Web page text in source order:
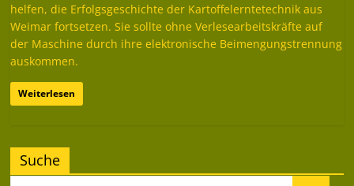
helfen, die Erfolgsgeschichte der Kartoffelerntetechnik aus
Weimar fortsetzen. Sie sollte ohne Verlesearbeitskräfte auf
der Maschine durch ihre elektronische Beimengungstrennung
auskommen.
Weiterlesen
Suche